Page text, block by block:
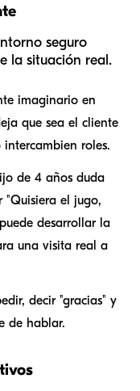
seguro
la situación real.
imaginario en
que sea el cliente
intercambien roles.
de 4 años duda
"Quisiera el jugo,
desarrollar la
una visita real a
decir "gracias" y
de hablar.